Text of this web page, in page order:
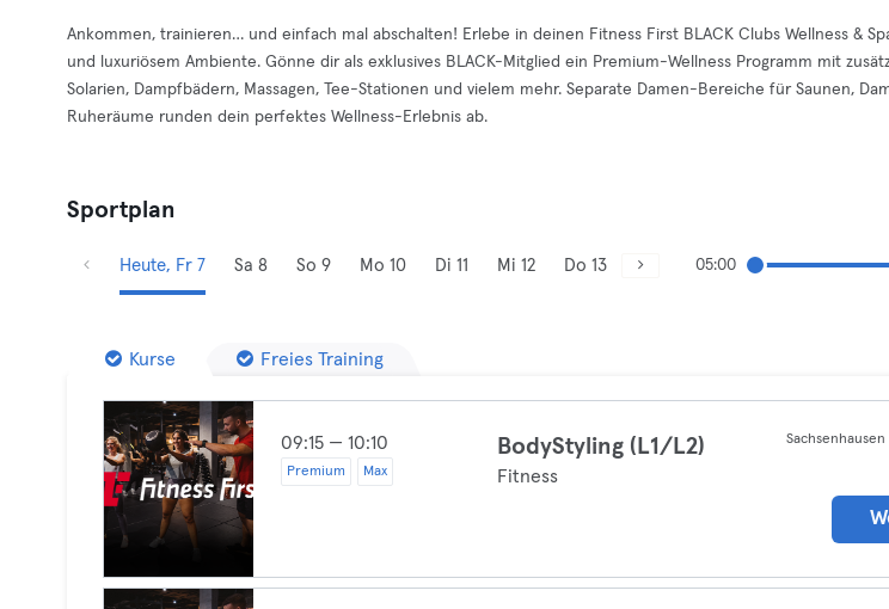
Ankommen, trainieren… und einfach mal abschalten! Erlebe in deinen Fitness First BLACK Clubs Wellness &
und luxuriösem Ambiente. Gönne dir als exklusives BLACK-Mitglied ein Premium-Wellness Programm mit
Solarien, Dampfbädern, Massagen, Tee-Stationen und vielem mehr. Separate Damen-Bereiche für Saunen,
Ruheräume runden dein perfektes Wellness-Erlebnis ab.
Sportplan
Heute, Fr 7 Sa 8 So 9 Mo 10 Di 11 Mi 12 Do 13 05:00
Kurse Freies Training
09:15 — 10:10
Premium Max
BodyStyling (L1/L2)
Fitness
Sachsenhausen